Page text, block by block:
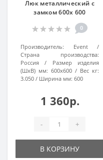
Люк металлический с
замком 600х 600
0
Производитель:
Event
Страна производства:
Россия
Размер изделия
(ШхВ) мм: 600х600
Вес кг:
3.050
Ширина мм: 600
1 360р.
- +
В КОРЗИНУ